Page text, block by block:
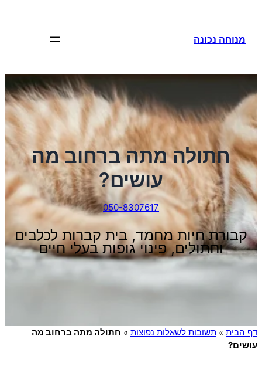
מנוחה נכונה
חתולה מתה ברחוב מה
עושים?
050-8307617
קבורת חיות מחמד, בית קברות לכלבים
וחתולים, פינוי גופות בעלי חיים
דף הבית » תשובות לשאלות נפוצות » חתולה מתה ברחוב מה
עושים?